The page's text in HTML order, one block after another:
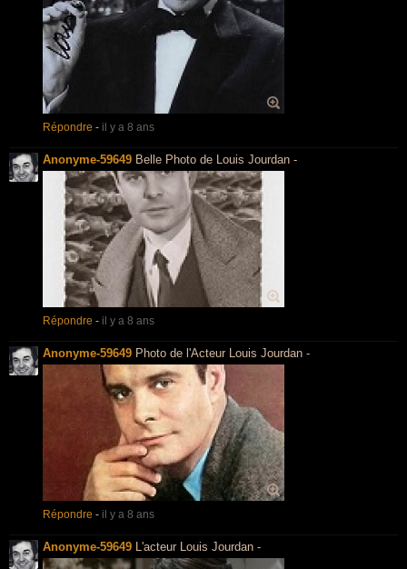
Répondre - il y a 8 ans
Anonyme-59649 Belle Photo de Louis Jourdan -
Répondre - il y a 8 ans
Anonyme-59649 Photo de l'Acteur Louis Jourdan -
Répondre - il y a 8 ans
Anonyme-59649 L'acteur Louis Jourdan -